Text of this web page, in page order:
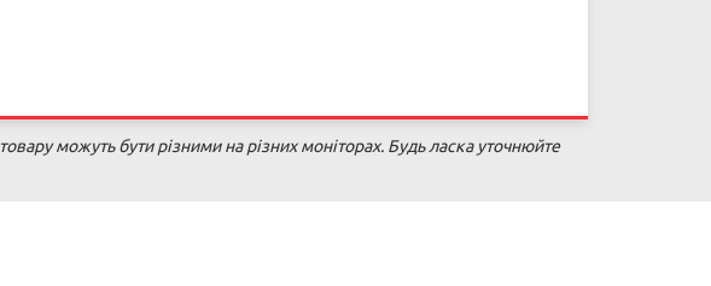
можуть бути різними на різних моніторах. Будь ласка уточнюйте